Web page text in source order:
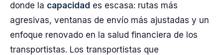
donde la capacidad es escasa: rutas más
agresivas, ventanas de envío más ajustadas y un
enfoque renovado en la salud financiera de los
transportistas. Los transportistas que